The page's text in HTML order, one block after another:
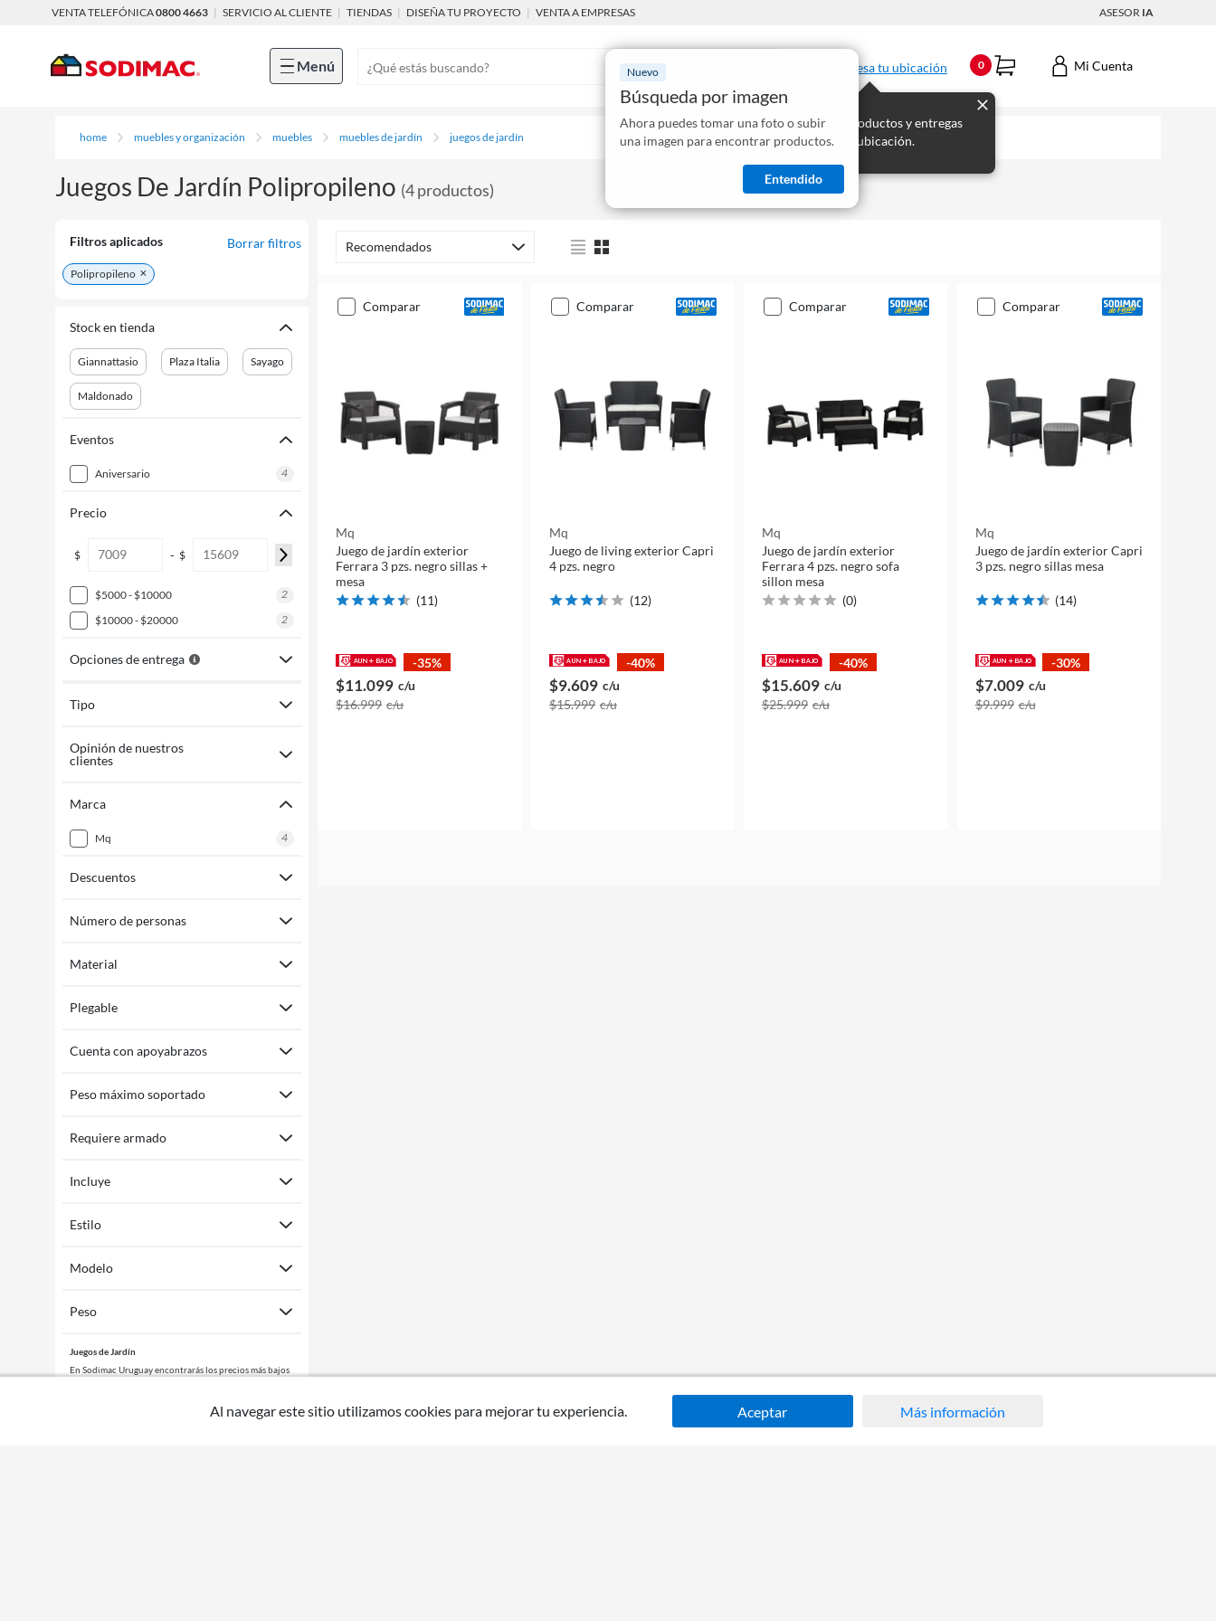
VENTA TELEFÓNICA0800 4663 | SERVICIO AL CLIENTE | TIENDAS | DISEÑA TU PROYECTO | VENTA A EMPRESAS ASESOR IA
Menú Nuevo
Búsqueda por imagen
Ahora puedes tomar una foto o subir
una imagen para encontrar productos.
Entendido
Ingresa tu ubicación
Mostraremos los productos y entregas
disponibles para tu ubicación.
0 Mi Cuenta
home muebles y organización muebles muebles de jardín juegos de jardín
Juegos De Jardín Polipropileno (4productos)
Filtros aplicados Borrar filtros
Polipropileno
Stock en tienda
Giannattasio Plaza Italia Sayago
Maldonado
Eventos
aniversario 4
Precio
$ - $
$5000 - $10000
2
$10000 - $20000
2
Opciones de entrega
Tipo
Opinión de nuestros
clientes
Marca
mq 4
Descuentos
Número de personas
Material
Plegable
Cuenta con apoyabrazos
Peso máximo soportado
Requiere armado
Incluye
Estilo
Modelo
Peso
Juegos de Jardín
En Sodimac Uruguay encontrarás los precios más bajos
en Juegos de Jardín comprando a través de nuestra web.
Podrás acceder a descuentos vigentes comprando con
Recomendados
comparar
Mq
Juego de jardín exterior
Ferrara 3 pzs. negro sillas +
mesa
(11)
-35%
$11.099 c/u
$16.999 c/u
comparar
Mq
Juego de living exterior Capri
4 pzs. negro
(12)
-40%
$9.609 c/u
$15.999 c/u
comparar
Mq
Juego de jardín exterior
Ferrara 4 pzs. negro sofa
sillon mesa
(0)
-40%
$15.609 c/u
$25.999 c/u
comparar
Mq
Juego de jardín exterior Capri
3 pzs. negro sillas mesa
(14)
-30%
$7.009 c/u
$9.999 c/u
Al navegar este sitio utilizamos cookies para mejorar tu experiencia. Aceptar Más información